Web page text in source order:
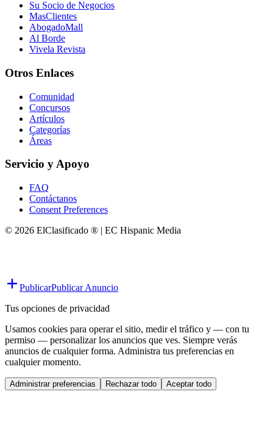
Su Socio de Negocios
MasClientes
AbogadoMall
Al Borde
Vivela Revista
Otros Enlaces
Comunidad
Concursos
Artículos
Categorías
Áreas
Servicio y Apoyo
FAQ
Contáctanos
Consent Preferences
© 2026 ElClasificado ® | EC Hispanic Media
PublicarPublicar Anuncio
Tus opciones de privacidad
Usamos cookies para operar el sitio, medir el tráfico y — con tu
permiso — personalizar los anuncios que ves. Siempre verás
anuncios de cualquier forma. Administra tus preferencias en
cualquier momento.
Administrar preferencias Rechazar todo Aceptar todo